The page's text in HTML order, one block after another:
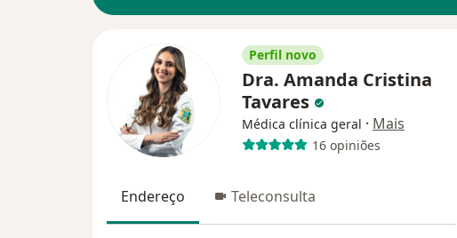
Perfil novo
Dra. Amanda Cristina
Tavares
Médica clínica geral · Mais
16 opiniões
Endereço Teleconsulta